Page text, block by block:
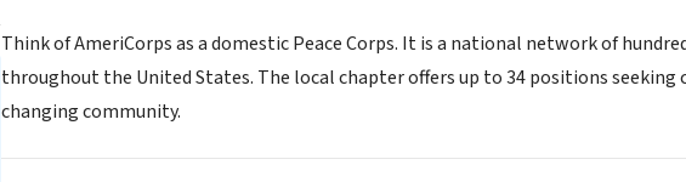
Think of AmeriCorps as a domestic Peace Corps. It is a national network of
throughout the United States. The local chapter offers up to 34 positions
changing community.